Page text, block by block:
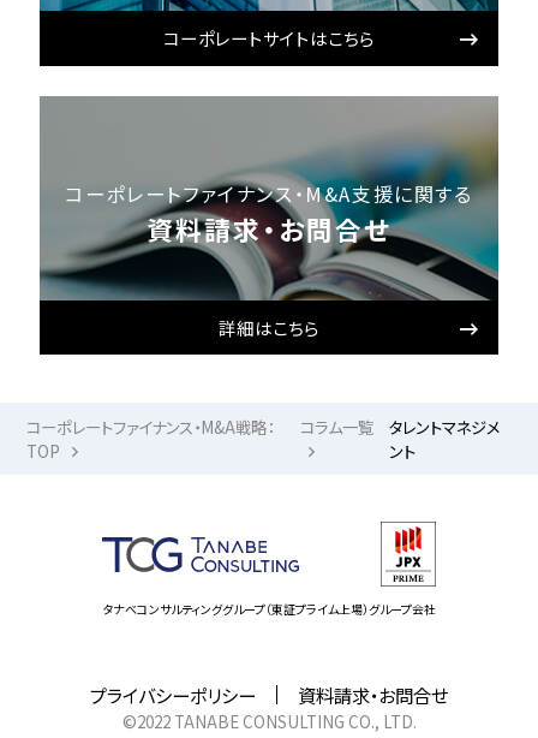
コーポレートサイトはこちら
コーポレートファイナンス・M&A支援に関する
資料請求・お問合せ
詳細はこちら
コーポレートファイナンス・M&A戦略：
TOP
コラム一覧
タレントマネジメ
ント
タナベコンサルティンググループ（東証プライム上場）グループ会社
プライバシーポリシー 資料請求・お問合せ
©2022 TANABE CONSULTING CO., LTD.